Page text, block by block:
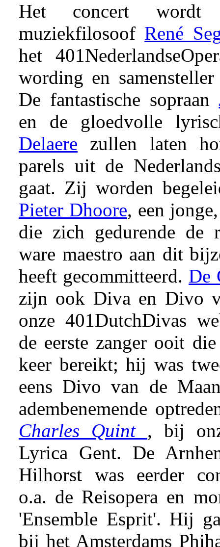
Het concert wordt
muziekfilosoof René
het
wording en
De fantastische sopraan
en de gloedvolle
Delaere zullen laten
parels uit de
gaat. Zij worden
Pieter Dhoore, een
die zich gedurende de
ware maestro aan dit
heeft gecommitteerd. De
zijn ook Diva en Divo
onze 401DutchDivas
de eerste zanger ooit
keer bereikt; hij was
eens Divo van de
adembenemende
Charles Quint
, bij
Lyrica Gent. De
Hilhorst was eerder
o.a. de Reisopera en
'Ensemble Esprit'. Hij
bij het Amsterdams